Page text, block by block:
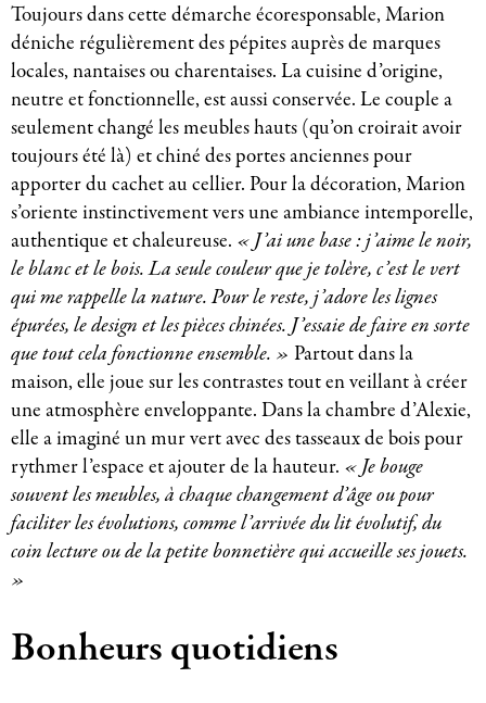
Toujours dans cette démarche écoresponsable, Marion
déniche régulièrement des pépites auprès de marques
locales, nantaises ou charentaises. La cuisine d’origine,
neutre et fonctionnelle, est aussi conservée. Le couple a
seulement changé les meubles hauts (qu’on croirait avoir
toujours été là) et chiné des portes anciennes pour
apporter du cachet au cellier. Pour la décoration, Marion
s’oriente instinctivement vers une ambiance intemporelle,
authentique et chaleureuse. « J’ai une base : j’aime le noir,
le blanc et le bois. La seule couleur que je tolère, c’est le vert
qui me rappelle la nature. Pour le reste, j’adore les lignes
épurées, le design et les pièces chinées. J’essaie de faire en sorte
que tout cela fonctionne ensemble. » Partout dans la
maison, elle joue sur les contrastes tout en veillant à créer
une atmosphère enveloppante. Dans la chambre d’Alexie,
elle a imaginé un mur vert avec des tasseaux de bois pour
rythmer l’espace et ajouter de la hauteur. « Je bouge
souvent les meubles, à chaque changement d’âge ou pour
faciliter les évolutions, comme l’arrivée du lit évolutif, du
coin lecture ou de la petite bonnetière qui accueille ses jouets.
»
Bonheurs quotidiens